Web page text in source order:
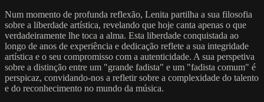
Num momento de profunda reflexão, Lenita partilha a sua filosofia
sobre a liberdade artística, revelando que hoje canta apenas o que
verdadeiramente lhe toca a alma. Esta liberdade conquistada ao
longo de anos de experiência e dedicação reflete a sua integridade
artística e o seu compromisso com a autenticidade. A sua perspetiva
sobre a distinção entre um "grande fadista" e um "fadista comum" é
perspicaz, convidando-nos a refletir sobre a complexidade do talento
e do reconhecimento no mundo da música.